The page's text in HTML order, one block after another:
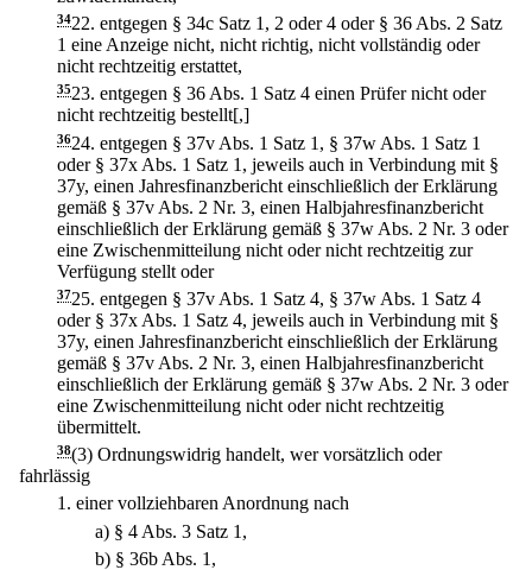
3422. entgegen § 34c Satz 1, 2 oder 4 oder § 36 Abs. 2 Satz
1 eine Anzeige nicht, nicht richtig, nicht vollständig oder
nicht rechtzeitig erstattet,
3523. entgegen § 36 Abs. 1 Satz 4 einen Prüfer nicht oder
nicht rechtzeitig bestellt[,]
3624. entgegen § 37v Abs. 1 Satz 1, § 37w Abs. 1 Satz 1
oder § 37x Abs. 1 Satz 1, jeweils auch in Verbindung mit §
37y, einen Jahresfinanzbericht einschließlich der Erklärung
gemäß § 37v Abs. 2 Nr. 3, einen Halbjahresfinanzbericht
einschließlich der Erklärung gemäß § 37w Abs. 2 Nr. 3 oder
eine Zwischenmitteilung nicht oder nicht rechtzeitig zur
Verfügung stellt oder
3725. entgegen § 37v Abs. 1 Satz 4, § 37w Abs. 1 Satz 4
oder § 37x Abs. 1 Satz 4, jeweils auch in Verbindung mit §
37y, einen Jahresfinanzbericht einschließlich der Erklärung
gemäß § 37v Abs. 2 Nr. 3, einen Halbjahresfinanzbericht
einschließlich der Erklärung gemäß § 37w Abs. 2 Nr. 3 oder
eine Zwischenmitteilung nicht oder nicht rechtzeitig
übermittelt.
38(3) Ordnungswidrig handelt, wer vorsätzlich oder
fahrlässig
1. einer vollziehbaren Anordnung nach
a) § 4 Abs. 3 Satz 1,
b) § 36b Abs. 1,